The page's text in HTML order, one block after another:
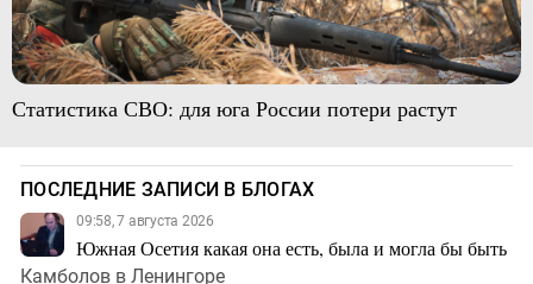
Статистика СВО: для юга России потери растут
ПОСЛЕДНИЕ ЗАПИСИ В БЛОГАХ
09:58, 7 августа 2026
Южная Осетия какая она есть, была и могла бы быть
Камболов в Ленингоре